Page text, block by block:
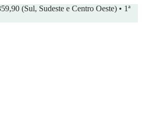
(Sul, Sudeste e Centro Oeste) • 1ª